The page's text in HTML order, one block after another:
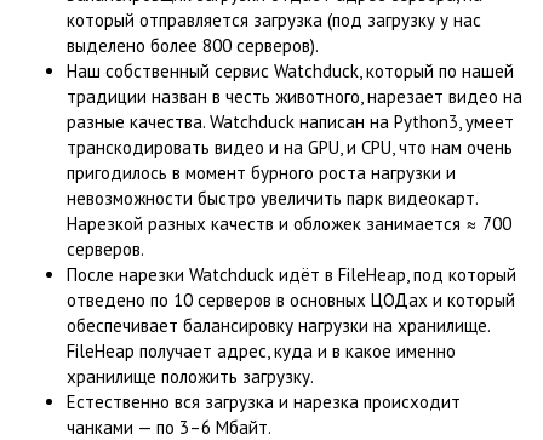
который отправляется загрузка (под загрузку у нас
выделено более 800 серверов).
Наш собственный сервис Watchduck, который по нашей
традиции назван в честь животного, нарезает видео на
разные качества. Watchduck написан на Python3, умеет
транскодировать видео и на GPU, и CPU, что нам очень
пригодилось в момент бурного роста нагрузки и
невозможности быстро увеличить парк видеокарт.
Нарезкой разных качеств и обложек занимается ≈ 700
серверов.
После нарезки Watchduck идёт в FileHeap, под который
отведено по 10 серверов в основных ЦОДах и который
обеспечивает балансировку нагрузки на хранилище.
FileHeap получает адрес, куда и в какое именно
хранилище положить загрузку.
Естественно вся загрузка и нарезка происходит
чанками — по 3–6 Мбайт.